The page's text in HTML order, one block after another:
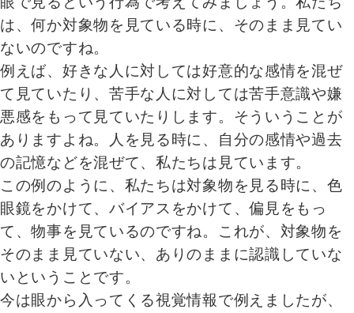
は、何か対象物を見ている時に、そのまま見てい
ないのですね。
例えば、好きな人に対しては好意的な感情を混ぜ
て見ていたり、苦手な人に対しては苦手意識や嫌
悪感をもって見ていたりします。そういうことが
ありますよね。人を見る時に、自分の感情や過去
の記憶などを混ぜて、私たちは見ています。
この例のように、私たちは対象物を見る時に、色
眼鏡をかけて、バイアスをかけて、偏見をもっ
て、物事を見ているのですね。これが、対象物を
そのまま見ていない、ありのままに認識していな
いということです。
今は眼から入ってくる視覚情報で例えましたが、